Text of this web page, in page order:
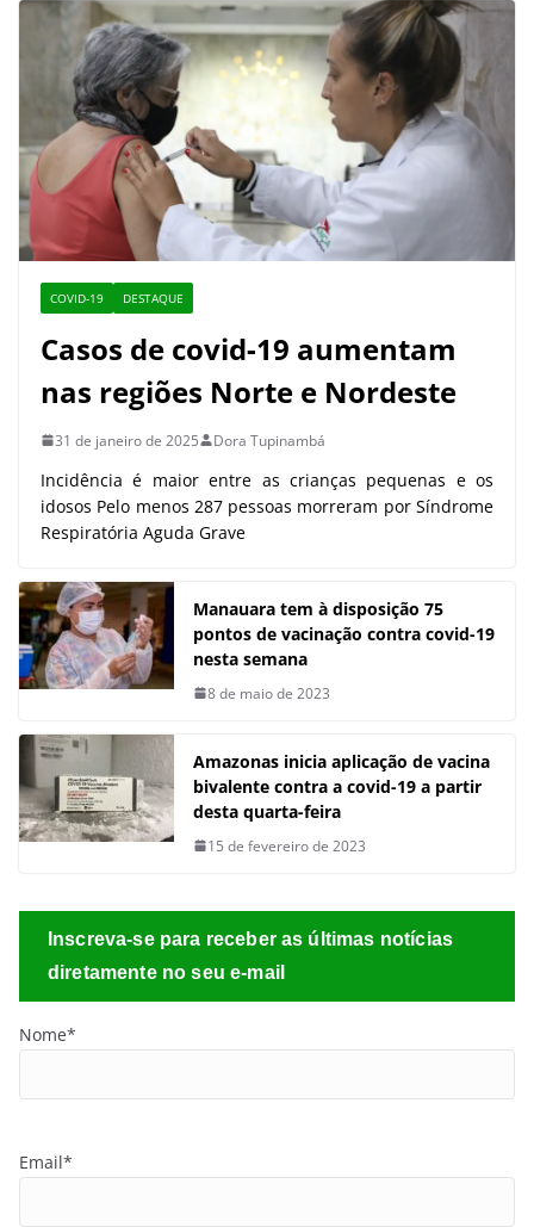
COVID-19 DESTAQUE
Casos de covid-19 aumentam
nas regiões Norte e Nordeste
31 de janeiro de 2025 Dora Tupinambá
Incidência é maior entre as crianças pequenas e os
idosos Pelo menos 287 pessoas morreram por Síndrome
Respiratória Aguda Grave
Manauara tem à disposição 75
pontos de vacinação contra covid-19
nesta semana
8 de maio de 2023
Amazonas inicia aplicação de vacina
bivalente contra a covid-19 a partir
desta quarta-feira
15 de fevereiro de 2023
Inscreva-se para receber as últimas notícias
diretamente no seu e-mail
Nome*
Email*